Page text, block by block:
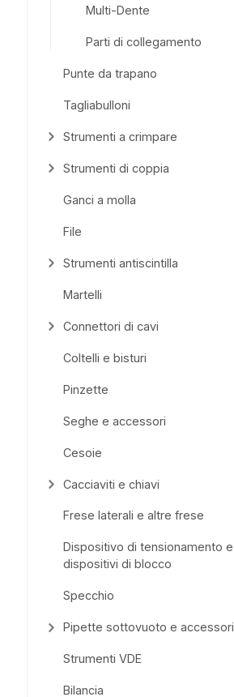
Multi-Dente
Parti di collegamento
Punte da trapano
Tagliabulloni
Strumenti a crimpare
Strumenti di coppia
Ganci a molla
File
Strumenti antiscintilla
Martelli
Connettori di cavi
Coltelli e bisturi
Pinzette
Seghe e accessori
Cesoie
Cacciaviti e chiavi
Frese laterali e altre frese
Dispositivo di tensionamento e
dispositivi di blocco
Specchio
Pipette sottovuoto e accessori
Strumenti VDE
Bilancia